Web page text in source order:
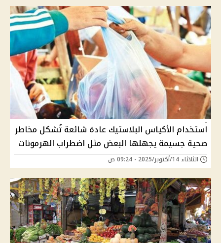
استخدام الأكياس البلاستيك عادة شائعة تُشكل مخاطر
صحية جسيمة يجهلها البعض مثل اضطراب الهرمونات
الثلاثاء 14/أكتوبر/2025 - 09:24 ص